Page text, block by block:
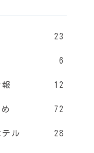
23
6
12
72
ル 28